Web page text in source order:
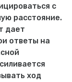
с
расстояние.
дает
ответы на
ход